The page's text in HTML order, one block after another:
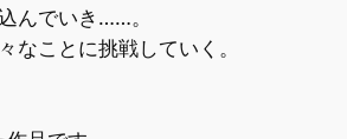
んでいき……。
なことに挑戦していく。